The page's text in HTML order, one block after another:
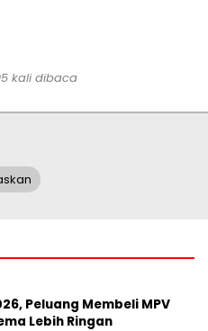
kali dibaca
Peluang Membeli MPV
Lebih Ringan